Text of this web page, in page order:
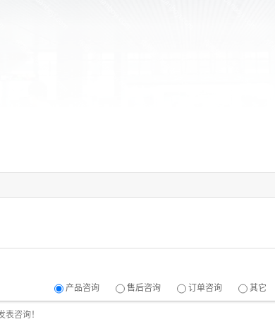
产品咨询 售后咨询 订单咨询 其它